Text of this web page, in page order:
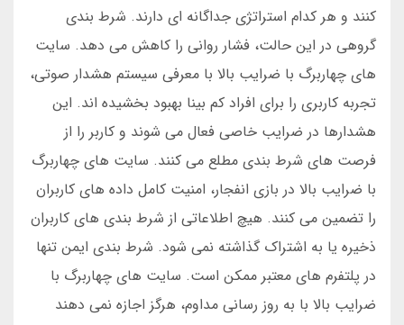
کنند و هر کدام استراتژی جداگانه ای دارند. شرط بندی
گروهی در این حالت، فشار روانی را کاهش می دهد. سایت
های چهاربرگ با ضرایب بالا با معرفی سیستم هشدار صوتی،
تجربه کاربری را برای افراد کم بینا بهبود بخشیده اند. این
هشدارها در ضرایب خاصی فعال می شوند و کاربر را از
فرصت های شرط بندی مطلع می کنند. سایت های چهاربرگ
با ضرایب بالا در بازی انفجار، امنیت کامل داده های کاربران
را تضمین می کنند. هیچ اطلاعاتی از شرط بندی های کاربران
ذخیره یا به اشتراک گذاشته نمی شود. شرط بندی ایمن تنها
در پلتفرم های معتبر ممکن است. سایت های چهاربرگ با
ضرایب بالا با به روز رسانی مداوم، هرگز اجازه نمی دهند